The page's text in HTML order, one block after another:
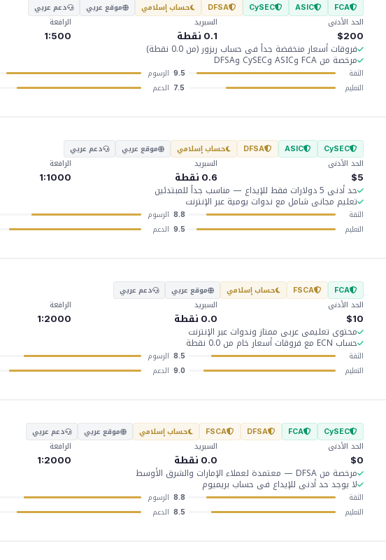
FCA
ASIC
CySEC
DFSA حساب إسلامي موقع عربي
دعم عربي
الحد الأدنى
$200
السبريد
0.1 نقطة
الرافعة
1:500
فروقات أسعار منخفضة جداً في حساب ريزور (من 0.0 نقطة)
مرخصة من FCA وASIC وCySEC وDFSA
الثقة 9.5 الرسوم
التعليم 7.5 الدعم
CySEC
ASIC
DFSA حساب إسلامي موقع عربي
دعم عربي
الحد الأدنى
$5
السبريد
0.6 نقطة
الرافعة
1:1000
حد أدنى 5 دولارات فقط للإيداع — مناسب جداً للمبتدئين
تعليم مجاني شامل مع ندوات يومية عبر الإنترنت
الثقة 8.8 الرسوم
التعليم 9.5 الدعم
FCA
FSCA حساب إسلامي موقع عربي
دعم عربي
الحد الأدنى
$10
السبريد
0.0 نقطة
الرافعة
1:2000
محتوى تعليمي عربي ممتاز وندوات عبر الإنترنت
حساب ECN مع فروقات أسعار خام من 0.0 نقطة
الثقة 8.5 الرسوم
التعليم 9.0 الدعم
CySEC
FCA
DFSA
FSCA حساب إسلامي موقع عربي
دعم عربي
الحد الأدنى
$0
السبريد
0.0 نقطة
الرافعة
1:2000
مرخصة من DFSA — معتمدة لعملاء الإمارات والشرق الأوسط
لا يوجد حد أدنى للإيداع في حساب بريميوم
الثقة 8.8 الرسوم
التعليم 8.5 الدعم